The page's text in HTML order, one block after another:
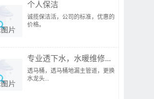
个人保洁
诚揽保洁活，公司的标准，优惠的
价格。
专业透下水，水暖维修...
透马桶，透马桶地漏主管道，更换
水龙头...